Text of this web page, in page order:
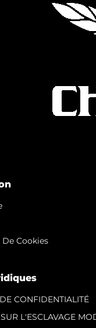
Cookies
CONFIDENTIALITÉ
L'ESCLAVAGE